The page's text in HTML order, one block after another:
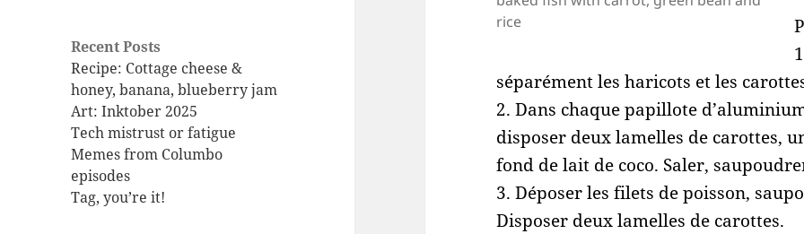
Recent Posts
Recipe: Cottage cheese &
honey, banana, blueberry jam
Art: Inktober 2025
Tech mistrust or fatigue
Memes from Columbo
episodes
Tag, you’re it!
rice
séparément les haricots et les
2. Dans chaque papillote
disposer deux lamelles de carottes,
fond de lait de coco. Saler,
3. Déposer les filets de poisson,
Disposer deux lamelles de carottes.